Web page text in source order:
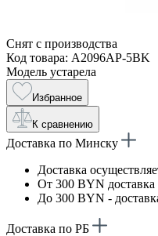
Снят с производства
Код товара: A2096AP-5BK
Модель устарела
Избранное
К сравнению
Доставка по Минску
Доставка
От 300 BYN
До 300 BYN -
Доставка по РБ